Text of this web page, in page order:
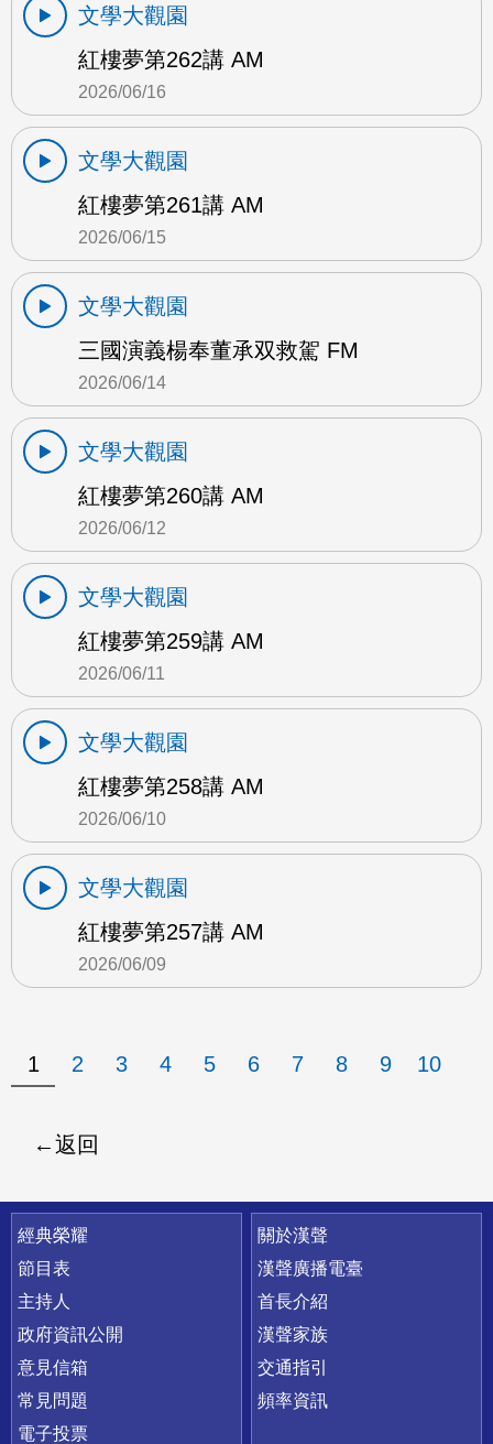
文學大觀園
紅樓夢第262講 AM
2026/06/16
文學大觀園
紅樓夢第261講 AM
2026/06/15
文學大觀園
三國演義楊奉董承双救駕 FM
2026/06/14
文學大觀園
紅樓夢第260講 AM
2026/06/12
文學大觀園
紅樓夢第259講 AM
2026/06/11
文學大觀園
紅樓夢第258講 AM
2026/06/10
文學大觀園
紅樓夢第257講 AM
2026/06/09
1 2 3 4 5 6 7 8 9 10
返回
快速連結
經典榮耀
節目表
主持人
政府資訊公開
意見信箱
常見問題
電子投票
關於漢聲
漢聲廣播電臺
首長介紹
漢聲家族
交通指引
頻率資訊